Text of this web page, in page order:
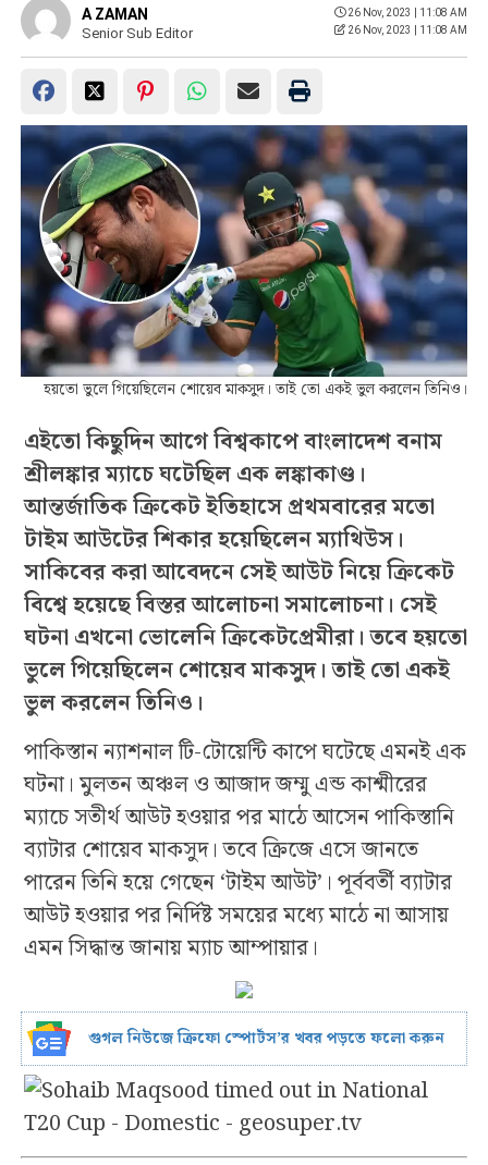
A ZAMAN
Senior Sub Editor
26 Nov, 2023 | 11:08 AM
26 Nov, 2023 | 11:08 AM
হয়তো ভুলে গিয়েছিলেন শোয়েব মাকসুদ। তাই তো একই ভুল করলেন তিনিও।
এইতো কিছুদিন আগে বিশ্বকাপে বাংলাদেশ বনাম
শ্রীলঙ্কার ম্যাচে ঘটেছিল এক লঙ্কাকাণ্ড।
আন্তর্জাতিক ক্রিকেট ইতিহাসে প্রথমবারের মতো
টাইম আউটের শিকার হয়েছিলেন ম্যাথিউস।
সাকিবের করা আবেদনে সেই আউট নিয়ে ক্রিকেট
বিশ্বে হয়েছে বিস্তর আলোচনা সমালোচনা। সেই
ঘটনা এখনো ভোলেনি ক্রিকেটপ্রেমীরা। তবে হয়তো
ভুলে গিয়েছিলেন শোয়েব মাকসুদ। তাই তো একই
ভুল করলেন তিনিও।
পাকিস্তান ন্যাশনাল টি-টোয়েন্টি কাপে ঘটেছে এমনই এক
ঘটনা। মুলতন অঞ্চল ও আজাদ জম্মু এন্ড কাশ্মীরের
ম্যাচে সতীর্থ আউট হওয়ার পর মাঠে আসেন পাকিস্তানি
ব্যাটার শোয়েব মাকসুদ। তবে ক্রিজে এসে জানতে
পারেন তিনি হয়ে গেছেন ‘টাইম আউট’। পূর্ববর্তী ব্যাটার
আউট হওয়ার পর নির্দিষ্ট সময়ের মধ্যে মাঠে না আসায়
এমন সিদ্ধান্ত জানায় ম্যাচ আম্পায়ার।
গুগল নিউজে ক্রিফো স্পোর্টস’র খবর পড়তে ফলো করুন